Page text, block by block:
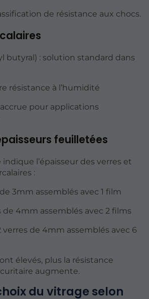
de résistance aux chocs.
butyral) : solution standard dans
résistance à l’humidité
pour applications
feuilletées
l’épaisseur des verres et
:
de 3mm assemblés avec 1 film
de 4mm assemblés avec 2 films
verres de 4mm assemblés avec 6
élevés, plus la résistance
augmente.
du vitrage selon